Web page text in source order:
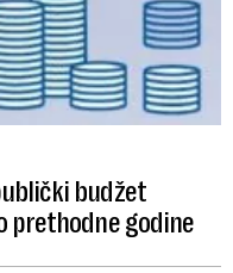
budžet
prethodne godine